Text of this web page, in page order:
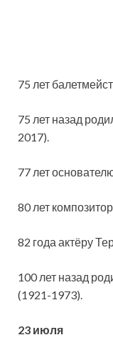
75 лет
75 лет назад
2017).
77 лет
80 лет
82 года актёру
100 лет назад
(1921-1973).
23 июля